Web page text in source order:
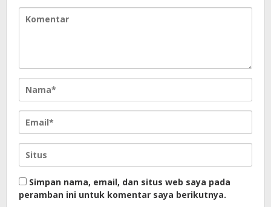
Simpan nama, email, dan situs web saya pada
peramban ini untuk komentar saya berikutnya.